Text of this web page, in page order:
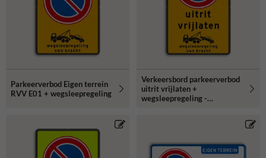
Parkeerverbod Eigen terrein
RVV E01 + wegsleepregeling
Verkeersbord parkeerverbod
uitrit vrijlaten +
wegsleepregeling -